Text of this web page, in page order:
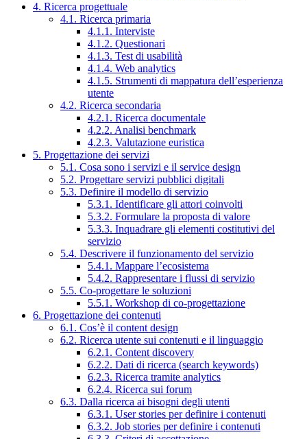
4. Ricerca progettuale
4.1. Ricerca primaria
4.1.1. Interviste
4.1.2. Questionari
4.1.3. Test di usabilità
4.1.4. Web analytics
4.1.5. Strumenti di mappatura dell’esperienza
utente
4.2. Ricerca secondaria
4.2.1. Ricerca documentale
4.2.2. Analisi benchmark
4.2.3. Valutazione euristica
5. Progettazione dei servizi
5.1. Cosa sono i servizi e il service design
5.2. Progettare servizi pubblici digitali
5.3. Definire il modello di servizio
5.3.1. Identificare gli attori coinvolti
5.3.2. Formulare la proposta di valore
5.3.3. Inquadrare gli elementi costitutivi del
servizio
5.4. Descrivere il funzionamento del servizio
5.4.1. Mappare l’ecosistema
5.4.2. Rappresentare i flussi di servizio
5.5. Co-progettare le soluzioni
5.5.1. Workshop di co-progettazione
6. Progettazione dei contenuti
6.1. Cos’è il content design
6.2. Ricerca utente sui contenuti e il linguaggio
6.2.1. Content discovery
6.2.2. Dati di ricerca (search keywords)
6.2.3. Ricerca tramite analytics
6.2.4. Ricerca sui forum
6.3. Dalla ricerca ai bisogni degli utenti
6.3.1. User stories per definire i contenuti
6.3.2. Job stories per definire i contenuti